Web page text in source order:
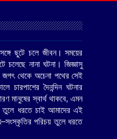
ছুটে চলে জীবন। সময়ের
চলেছে নানা ঘটনা। জিজ্ঞাসু
থেকে অচেনা পথের সেই
দৈনন্দিন ঘটনার
মানুষের স্বার্থ থাকবে, এমন
ধরতে চাই আমাদের এই
পরিচয় তুলে ধরতে